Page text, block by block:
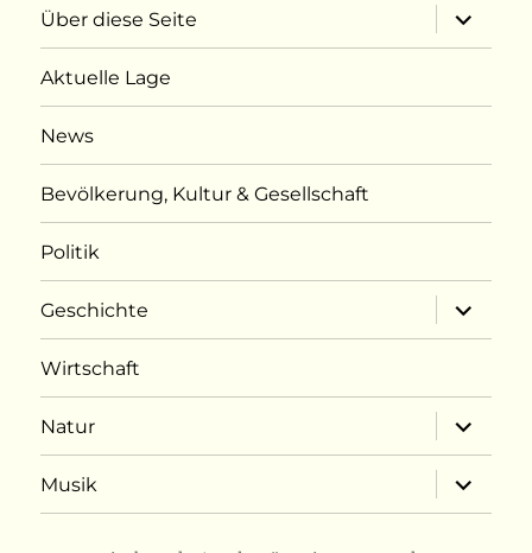
Über diese Seite
öffnen
Aktuelle Lage
News
Bevölkerung, Kultur & Gesellschaft
Politik
Geschichte
öffnen
Wirtschaft
Natur
öffnen
Musik
öffnen